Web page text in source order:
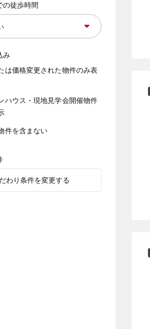
の徒歩時間
み
は価格変更された物件のみ表
ハウス・現地見学会開催物件
件を含まない
わり条件を変更する